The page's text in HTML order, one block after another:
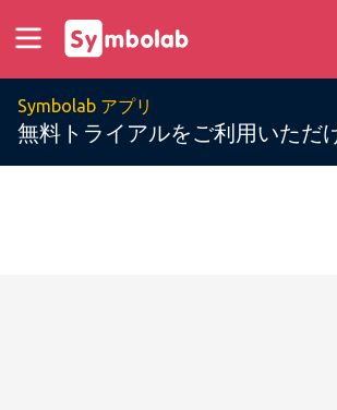
Symbolab アプリ
無料トライアルをご利用いただ